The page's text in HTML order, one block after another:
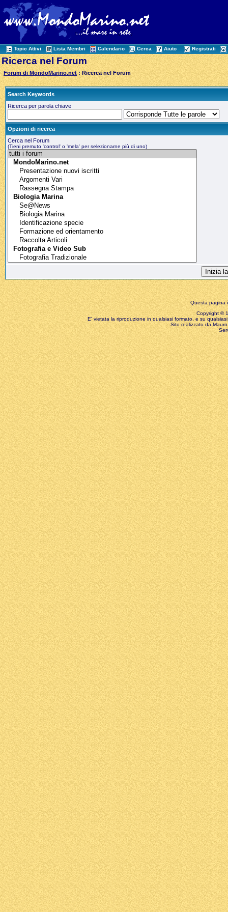
Topic Attivi Lista Membri Calendario Cerca Aiuto Registrati
Ricerca nel Forum
Forum di MondoMarino.net : Ricerca nel Forum
Search Keywords
Ricerca per parola chiave
Opzioni di ricerca
Cerca nel Forum
(Tieni premuto 'control' o 'mela' per selezionarne più di uno)
Questa pagina
Copyright ©
E' vietata la riproduzione in qualsiasi formato, e su
Sito realizzato da